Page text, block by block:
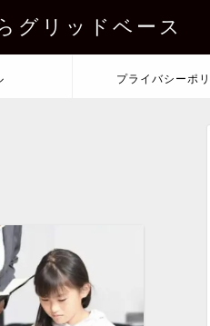
グリッドベース
プライバシーポ